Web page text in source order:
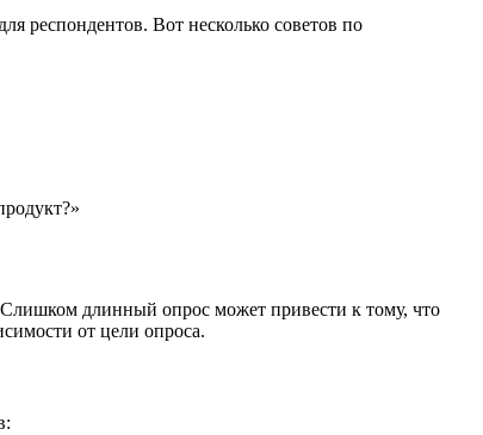
респондентов. Вот несколько советов по
Слишком длинный опрос может привести к тому, что
от цели опроса.